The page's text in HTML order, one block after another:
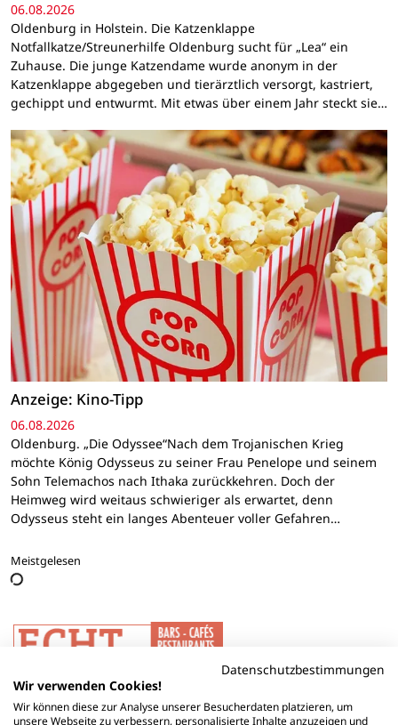
06.08.2026
Oldenburg in Holstein. Die Katzenklappe
Notfallkatze/Streunerhilfe Oldenburg sucht für „Lea“ ein
Zuhause. Die junge Katzendame wurde anonym in der
Katzenklappe abgegeben und tierärztlich versorgt, kastriert,
gechippt und entwurmt. Mit etwas über einem Jahr steckt sie…
Anzeige: Kino-Tipp
06.08.2026
Oldenburg. „Die Odyssee“Nach dem Trojanischen Krieg
möchte König Odysseus zu seiner Frau Penelope und seinem
Sohn Telemachos nach Ithaka zurückkehren. Doch der
Heimweg wird weitaus schwieriger als erwartet, denn
Odysseus steht ein langes Abenteuer voller Gefahren…
Meistgelesen
Datenschutzbestimmungen
Wir verwenden Cookies!
Wir können diese zur Analyse unserer Besucherdaten platzieren, um
unsere Webseite zu verbessern, personalisierte Inhalte anzuzeigen und